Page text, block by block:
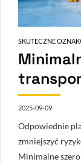
SKUTECZNE
2025-09-09
Odpowiednie
zmniejszyć
Minimalne